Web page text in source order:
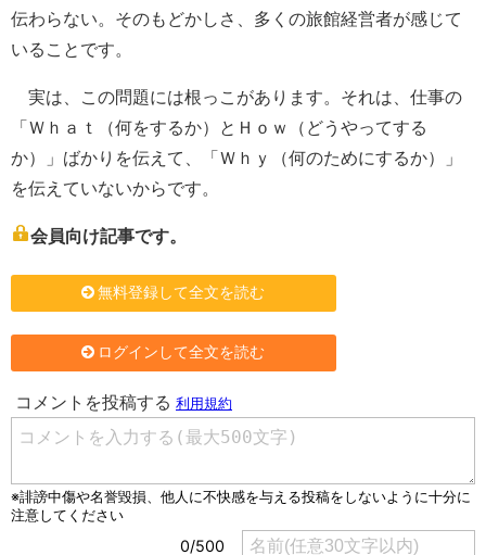
伝わらない。そのもどかしさ、多くの旅館経営者が感じて
いることです。
実は、この問題には根っこがあります。それは、仕事の
「Ｗｈａｔ（何をするか）とＨｏｗ（どうやってする
か）」ばかりを伝えて、「Ｗｈｙ（何のためにするか）」
を伝えていないからです。
会員向け記事です。
無料登録して全文を読む
ログインして全文を読む